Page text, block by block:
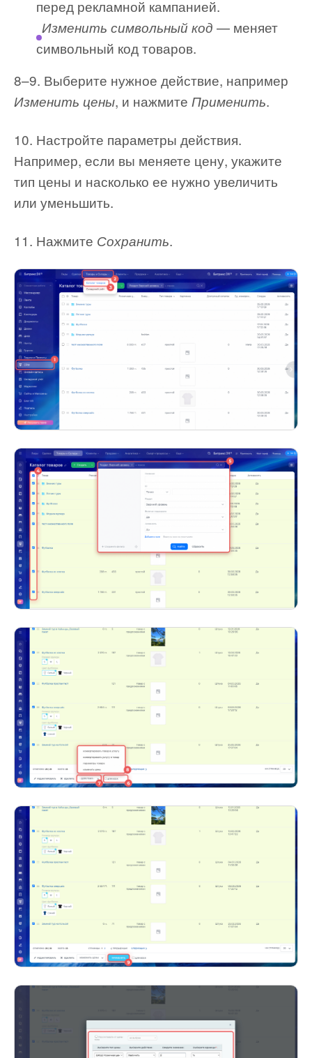
перед рекламной кампанией.
Изменить символьный код — меняет
символьный код товаров.
8–9. Выберите нужное действие, например
Изменить цены, и нажмите Применить.
10. Настройте параметры действия.
Например, если вы меняете цену, укажите
тип цены и насколько ее нужно увеличить
или уменьшить.
11. Нажмите Сохранить.